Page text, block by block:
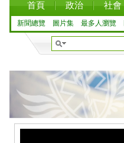
首頁 政治 社會
新聞總覽 圖片集 最多人瀏覽